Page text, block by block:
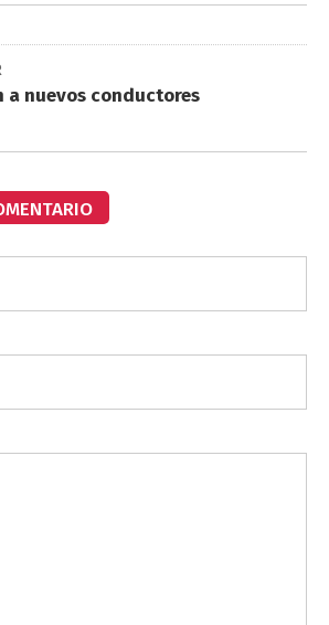
a nuevos conductores